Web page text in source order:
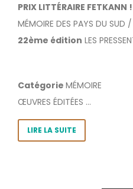
PRIX LITTÉRAIRE
MÉMOIRE DES PAYS DU SUD
22ème édition LES
Catégorie MÉMOIRE
ŒUVRES ÉDITÉES ...
LIRE LA SUITE